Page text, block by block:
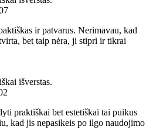
ir patvarus. Nerimavau, kad
bet taip nėra, ji stipri ir tikrai
išverstas.
praktiškai bet estetiškai tai puikus
kad jis nepasikeis po ilgo naudojimo